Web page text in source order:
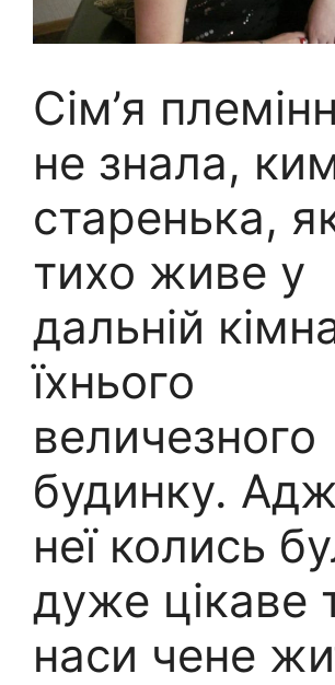
Сім’я
не знала,
старенька,
тихо живе у
дальній
їхнього
величезного
будинку.
неї колись
дуже цікаве
наси чене